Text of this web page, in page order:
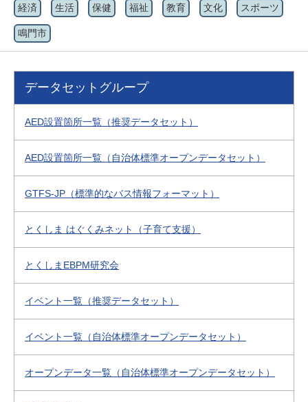
経済 生活 保健 福祉 教育 文化 スポーツ
鳴門市
データセットグループ
AED設置箇所一覧（推奨データセット）
AED設置箇所一覧（自治体標準オープンデータセット）
GTFS-JP（標準的なバス情報フォーマット）
とくしま はぐくみネット（子育て支援）
とくしまEBPM研究会
イベント一覧（推奨データセット）
イベント一覧（自治体標準オープンデータセット）
オープンデータ一覧（自治体標準オープンデータセット）